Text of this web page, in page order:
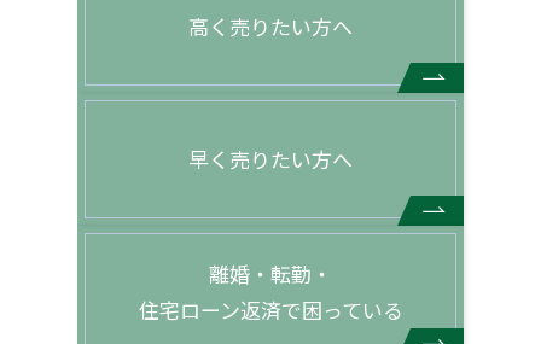
高く売りたい方へ
早く売りたい方へ
離婚・転勤・
住宅ローン返済で困っている